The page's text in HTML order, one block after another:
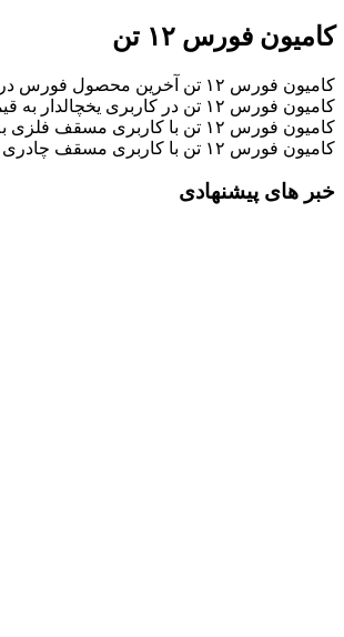
کامیون فورس ۱۲ تن
کامیون فورس ۱۲ تن آخرین محصول فورس در این طرح با پیش‌پرداخت ۳۰ درصدی و تسهیلات ۷۰ درصدی بانک سینا است.
کامیون فورس ۱۲ تن در کاربری یخچالدار به قیمت ۳ میلیارد و ۲۳۳ میلیون و ۷۷ هزار و ۸۵۰ تومان عرضه می‌شود.
کامیون فورس ۱۲ تن با کاربری مسقف فلزی به قیمت ۲ میلیارد و ۷۵۲ میلیون و ۶۶ هزار و ۳۲۴ تومان تحویل داده می‌شود.
کامیون فورس ۱۲ تن با کاربری مسقف چادری به
خبر های پیشنهادی